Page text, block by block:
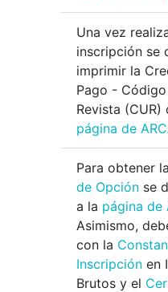
Una vez
inscripción se
imprimir la
Pago -
Revista (CUR)
página de
Para obtener la
de Opción se
a la página de
Asimismo,
con la
Inscripción en
Brutos y el